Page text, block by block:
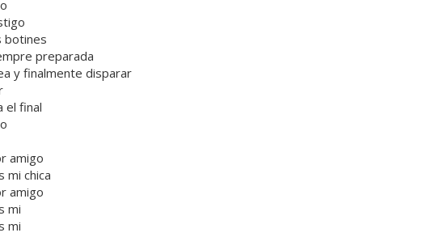
botines
preparada
y finalmente disparar
el final
amigo
mi chica
amigo
mi
mi